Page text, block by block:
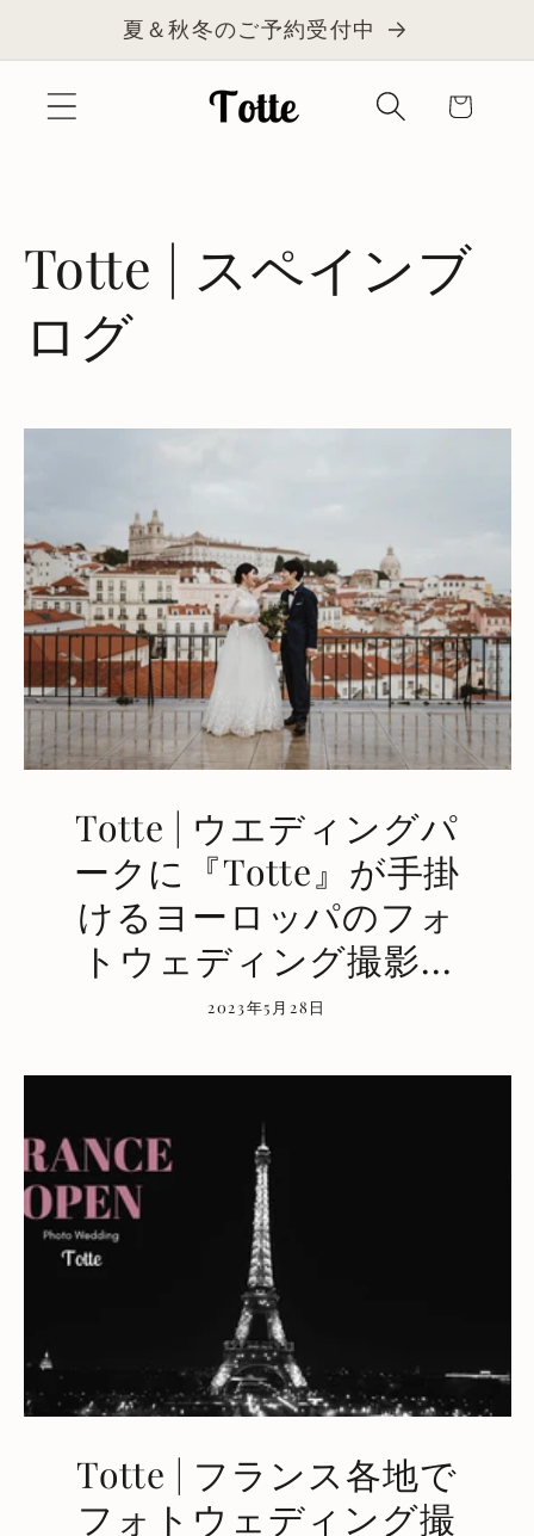
進む
夏＆秋冬のご予約受付中
ー
Totte | スペインブ
ログ
Totte | ウエディングパ
ークに『Totte』が手掛
けるヨーロッパのフォ
トウェディング撮影...
2023年5月28日
Totte | フランス各地で
フォトウェディング撮